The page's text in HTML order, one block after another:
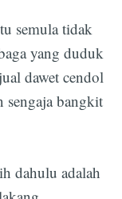
semula tidak
yang duduk
dawet cendol
sengaja bangkit
dahulu adalah